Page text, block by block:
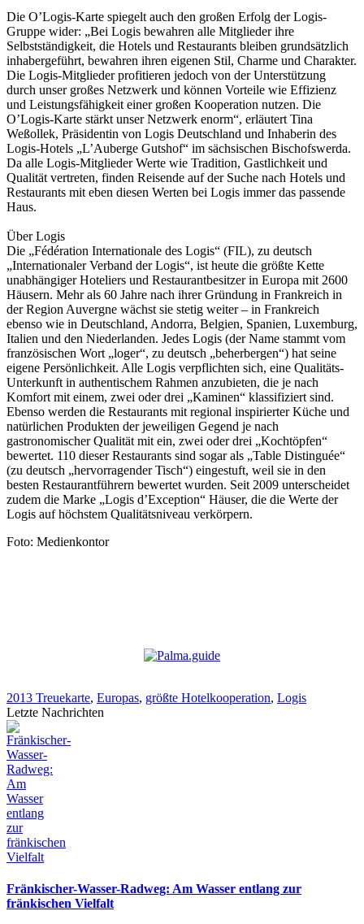
Die O’Logis-Karte spiegelt auch den großen Erfolg der Logis-
Gruppe wider: „Bei Logis bewahren alle Mitglieder ihre
Selbstständigkeit, die Hotels und Restaurants bleiben grundsätzlich
inhabergeführt, bewahren ihren eigenen Stil, Charme und Charakter.
Die Logis-Mitglieder profitieren jedoch von der Unterstützung
durch unser großes Netzwerk und können Vorteile wie Effizienz
und Leistungsfähigkeit einer großen Kooperation nutzen. Die
O’Logis-Karte stärkt unser Netzwerk enorm“, erläutert Tina
Weßollek, Präsidentin von Logis Deutschland und Inhaberin des
Logis-Hotels „L’Auberge Gutshof“ im sächsischen Bischofswerda.
Da alle Logis-Mitglieder Werte wie Tradition, Gastlichkeit und
Qualität vertreten, finden Reisende auf der Suche nach Hotels und
Restaurants mit eben diesen Werten bei Logis immer das passende
Haus.
Über Logis
Die „Fédération Internationale des Logis“ (FIL), zu deutsch
„Internationaler Verband der Logis“, ist heute die größte Kette
unabhängiger Hoteliers und Restaurantbesitzer in Europa mit 2600
Häusern. Mehr als 60 Jahre nach ihrer Gründung in Frankreich in
der Region Auvergne wächst sie stetig weiter – in Frankreich
ebenso wie in Deutschland, Andorra, Belgien, Spanien, Luxemburg,
Italien und den Niederlanden. Jedes Logis (der Name stammt vom
französischen Wort „loger“, zu deutsch „beherbergen“) hat seine
eigene Persönlichkeit. Alle Logis verpflichten sich, eine Qualitäts-
Unterkunft in authentischem Rahmen anzubieten, die je nach
Komfort mit einem, zwei oder drei „Kaminen“ klassifiziert sind.
Ebenso werden die Restaurants mit regional inspirierter Küche und
natürlichen Produkten der jeweiligen Gegend je nach
gastronomischer Qualität mit ein, zwei oder drei „Kochtöpfen“
bewertet. 110 dieser Restaurants sind sogar als „Table Distinguée“
(zu deutsch „hervorragender Tisch“) eingestuft, weil sie in den
besten Restaurantführern bewertet wurden. Seit 2009 unterscheidet
zudem die Marke „Logis d’Exception“ Häuser, die die Werte der
Logis auf höchstem Qualitätsniveau verkörpern.
Foto: Medienkontor
2013 Treuekarte, Europas, größte Hotelkooperation, Logis
Letzte Nachrichten
Fränkischer-Wasser-Radweg: Am Wasser entlang zur
fränkischen Vielfalt